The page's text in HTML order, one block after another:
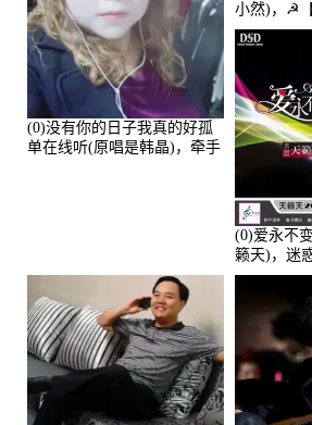
(0)没有你的日子我真的好孤
单在线听(原唱是韩晶)，牵手
小然)，☭
的演唱点
(0)爱永不
籁天)，迷
离]演唱点